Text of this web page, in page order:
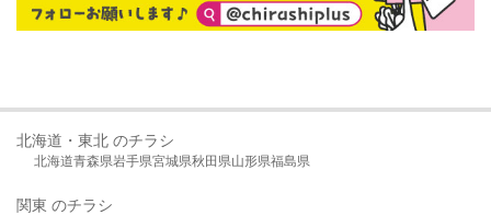
北海道・東北 のチラシ
北海道青森県岩手県宮城県秋田県山形県福島県
関東 のチラシ